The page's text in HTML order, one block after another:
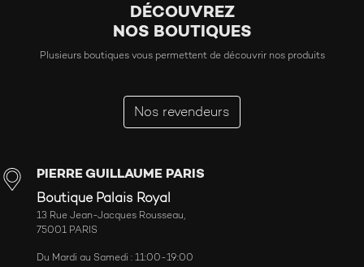
DÉCOUVREZ
NOS BOUTIQUES
Plusieurs boutiques vous permettent de découvrir nos produits
Nos revendeurs
PIERRE GUILLAUME PARIS
Boutique Palais Royal
13 Rue Jean-Jacques Rousseau,
75001 PARIS
Du Mardi au Samedi : 11:00-19:00